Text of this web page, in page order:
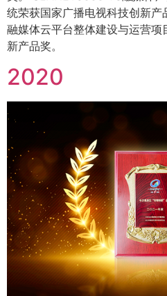
统荣获国家广播电视科技创新
融媒体云平台整体建设与运营
新产品奖。
2020